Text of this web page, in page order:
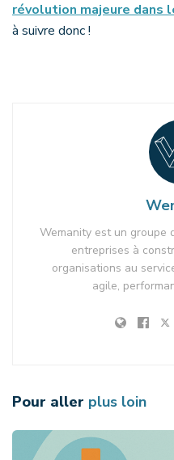
révolution majeure dans
à suivre donc !
Wemanity est un groupe
entreprises à
organisations au
agile,
Pour aller plus loin